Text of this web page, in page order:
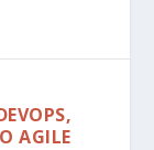
AGILE